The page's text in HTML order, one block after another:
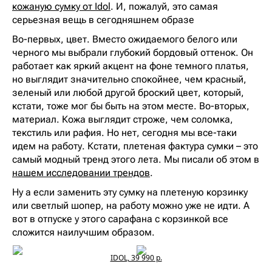
кожаную сумку от Idol . И, пожалуй, это самая
серьезная вещь в сегодняшнем образе
Во-первых, цвет. Вместо ожидаемого белого или
черного мы выбрали глубокий бордовый оттенок. Он
работает как яркий акцент на фоне темного платья,
но выглядит значительно спокойнее, чем красный,
зеленый или любой другой броский цвет, который,
кстати, тоже мог бы быть на этом месте. Во-вторых,
материал. Кожа выглядит строже, чем соломка,
текстиль или рафия. Но нет, сегодня мы все-таки
идем на работу. Кстати, плетеная фактура сумки – это
самый модный тренд этого лета. Мы писали об этом в
нашем исследовании трендов.
Ну а если заменить эту сумку на плетеную корзинку
или светлый шопер, на работу можно уже не идти. А
вот в отпуске у этого сарафана с корзинкой все
сложится наилучшим образом.
IDOL, 39 990 р.